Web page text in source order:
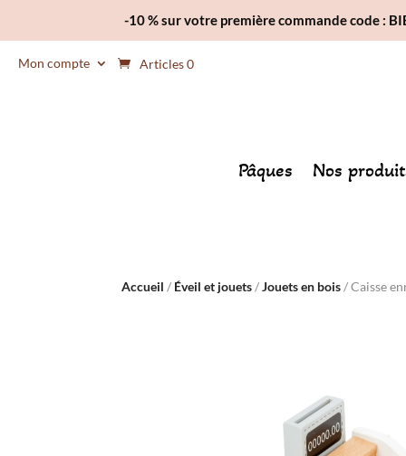
-10 % sur votre première commande code :
Mon compte Articles 0
Pâques Nos
Accueil / Éveil et jouets/Jouets en bois/ Caisse